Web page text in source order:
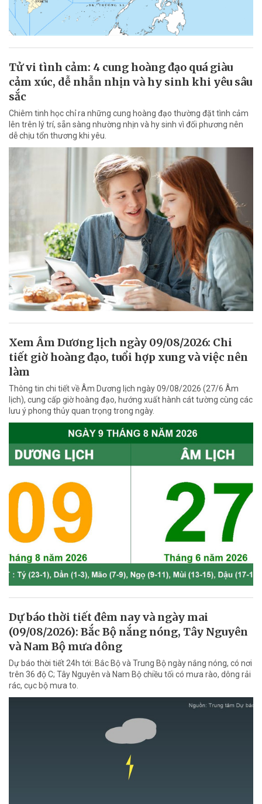
Tử vi tình cảm: 4 cung hoàng đạo quá giàu
cảm xúc, dễ nhẫn nhịn và hy sinh khi yêu sâu
sắc
Chiêm tinh học chỉ ra những cung hoàng đạo thường đặt tình cảm
lên trên lý trí, sẵn sàng nhường nhịn và hy sinh vì đối phương nên
dễ chịu tổn thương khi yêu.
Xem Âm Dương lịch ngày 09/08/2026: Chi
tiết giờ hoàng đạo, tuổi hợp xung và việc nên
làm
Thông tin chi tiết về Âm Dương lịch ngày 09/08/2026 (27/6 Âm
lịch), cung cấp giờ hoàng đạo, hướng xuất hành cát tường cùng các
lưu ý phong thủy quan trọng trong ngày.
Dự báo thời tiết đêm nay và ngày mai
(09/08/2026): Bắc Bộ nắng nóng, Tây Nguyên
và Nam Bộ mưa dông
Dự báo thời tiết 24h tới: Bắc Bộ và Trung Bộ ngày nắng nóng, có nơi
trên 36 độ C; Tây Nguyên và Nam Bộ chiều tối có mưa rào, dông rải
rác, cục bộ mưa to.